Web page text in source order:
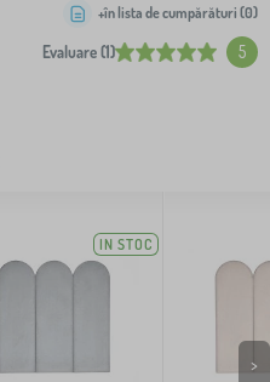
Evaluare (1) 5
+în lista de cumpărături (0)
IN STOC
>